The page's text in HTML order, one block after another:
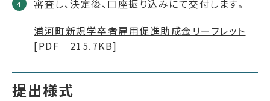
審査し、決定後、口座振り込みにて交付します。
浦河町新規学卒者雇用促進助成金リーフレット
[PDF｜215.7KB]
提出様式